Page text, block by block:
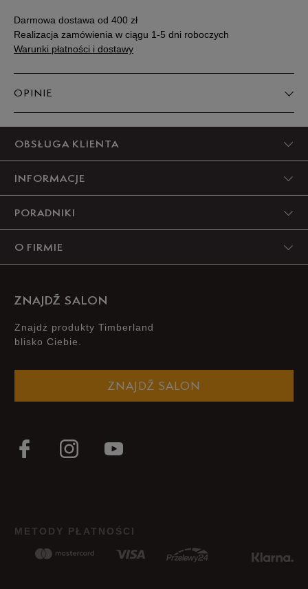
Darmowa dostawa od 400 zł
Realizacja zamówienia w ciągu 1-5 dni roboczych
Warunki płatności i dostawy
OPINIE
5
4
3
2
OBSŁUGA KLIENTA
INFORMACJE
PORADNIKI
O FIRMIE
ZNAJDŹ SALON
Znajdż produkty Timberland
blisko Ciebie.
ZNAJDŹ SALON
METODY PŁATNOŚCI